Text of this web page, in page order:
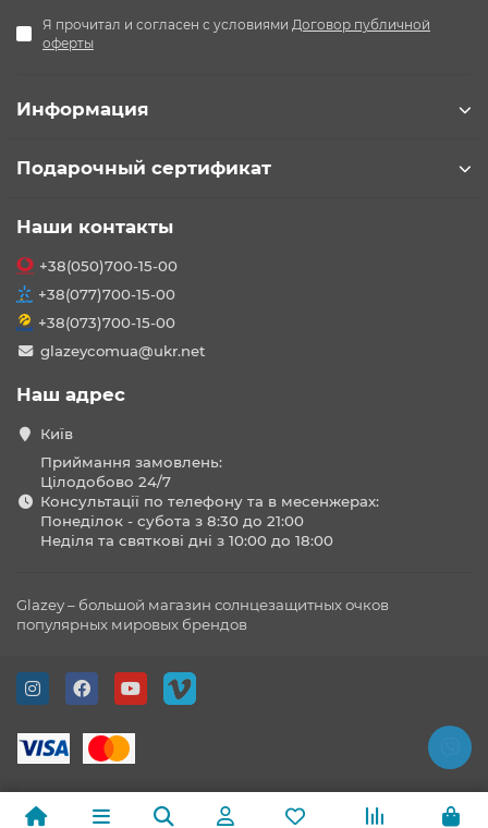
Я прочитал и согласен с условиями Договор публичной
оферты
Информация
Подарочный сертификат
Наши контакты
+38(050)700-15-00
+38(077)700-15-00
+38(073)700-15-00
glazeycomua@ukr.net
Наш адрес
Київ
Приймання замовлень:
Цілодобово 24/7
Консультації по телефону та в месенжерах:
Понеділок - субота з 8:30 до 21:00
Неділя та святкові дні з 10:00 до 18:00
Glazey – большой магазин солнцезащитных очков
популярных мировых брендов